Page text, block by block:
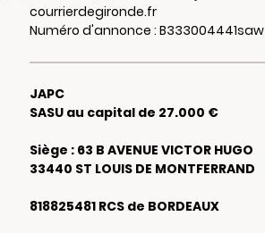
courrierdegironde.fr
Numéro d'annonce : B333004441saw
JAPC
SASU au capital de 27.000 €
Siège : 63 B AVENUE VICTOR HUGO
33440 ST LOUIS DE MONTFERRAND
818825481 RCS de BORDEAUX